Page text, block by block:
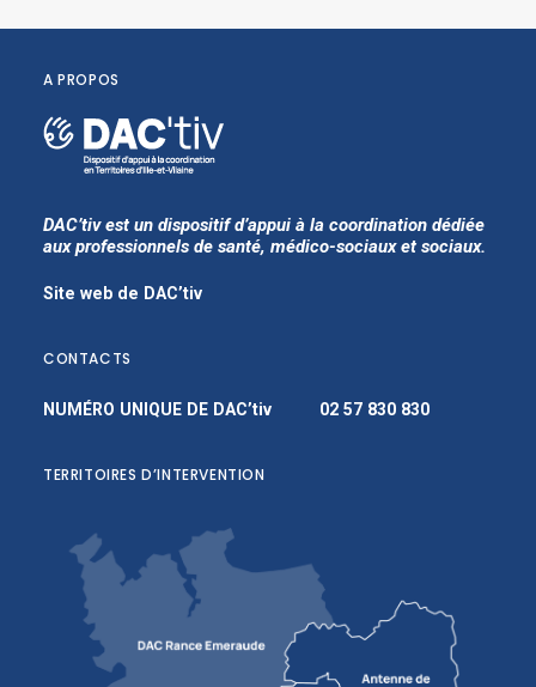
A PROPOS
DAC’tiv est un dispositif d’appui à la coordination dédiée
aux professionnels de santé, médico-sociaux et sociaux.
Site web de DAC’tiv
CONTACTS
NUMÉRO UNIQUE DE DAC’tiv 02 57 830 830
TERRITOIRES D’INTERVENTION